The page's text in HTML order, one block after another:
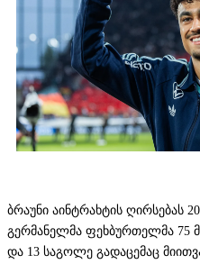
ბრაუნი აინტრახტის ღირსებას
გერმანელმა ფეხბურთელმა 75
და 13 საგოლე გადაცემაც